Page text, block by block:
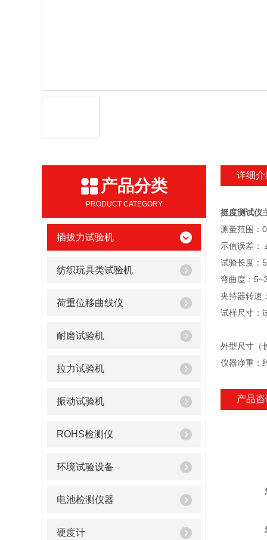
产品分类
PRODUCT CATEGORY
插拔力试验机
纺织玩具类试验机
荷重位移曲线仪
耐磨试验机
拉力试验机
振动试验机
ROHS检测仪
环境试验设备
电池检测仪器
硬度计
详细介
挺度测试仪
测量范围：
示值误差：
试验长度：
弯曲度：
夹持器转速
试样尺寸：
外型尺寸（
仪器净重：
产品